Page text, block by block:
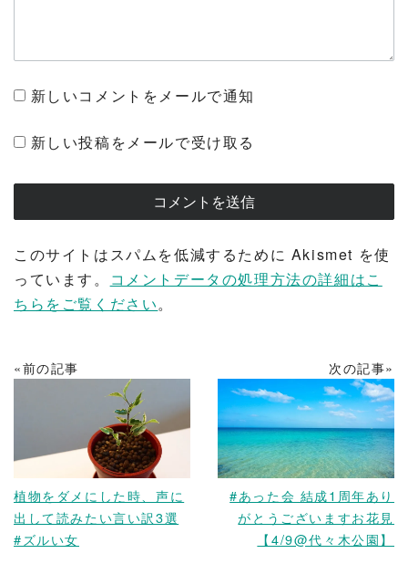
新しいコメントをメールで通知
新しい投稿をメールで受け取る
このサイトはスパムを低減するために Akismet を使
っています。
コメントデータの処理方法の詳細はこ
ちらをご覧ください。
«前の記事
READ MORE
植物をダメにした時、声に
出して読みたい言い訳3選
#ズルい女
次の記事»
READ MORE
#あった会 結成1周年あり
がとうございますお花見
【4/9@代々木公園】